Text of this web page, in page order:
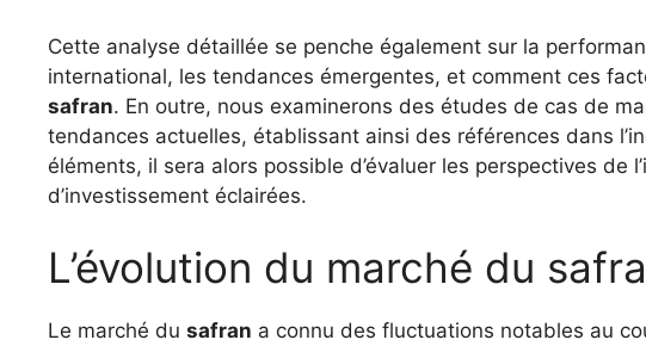
Cette analyse détaillée se penche également sur la
international, les tendances émergentes, et comment ces
safran. En outre, nous examinerons des études de cas de
tendances actuelles, établissant ainsi des références dans
éléments, il sera alors possible d’évaluer les perspectives de
d’investissement éclairées.
L’évolution du marché du
Le marché du safran a connu des fluctuations notables au